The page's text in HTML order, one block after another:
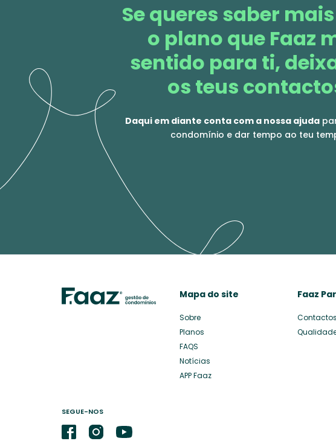
Se queres saber
o plano que Faaz
sentido para ti,
os teus
Daqui em diante conta com a nossa ajuda
condomínio e dar tempo ao teu
Mapa do site
Sobre
Planos
FAQS
Notícias
APP Faaz
Faaz
Contactos
SEGUE-NOS